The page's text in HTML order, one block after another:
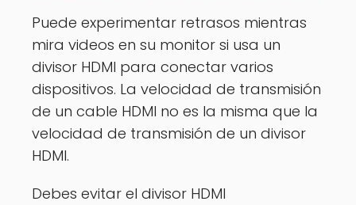
Puede experimentar retrasos mientras
mira videos en su monitor si usa un
divisor HDMI para conectar varios
dispositivos. La velocidad de transmisión
de un cable HDMI no es la misma que la
velocidad de transmisión de un divisor
HDMI.
Debes evitar el divisor HDMI